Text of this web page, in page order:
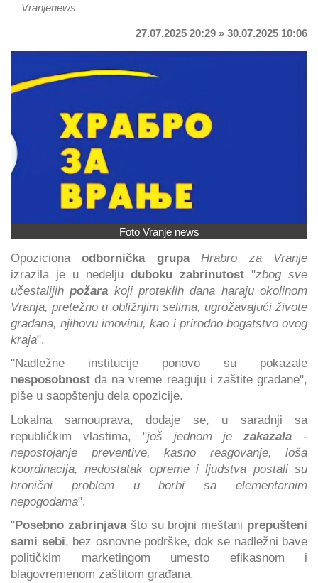
Vranjenews
27.07.2025 20:29 » 30.07.2025 10:06
Foto Vranje news
Opozicionaodbornička grupaHrabro za Vranje
izrazila je u nedelju duboku zabrinutost "zbog sve
učestalijih požara koji proteklih dana haraju okolinom
Vranja, pretežno u obližnjim selima, ugrožavajući živote
građana, njihovu imovinu, kao i prirodno bogatstvo ovog
kraja".
"Nadležne institucije ponovo su pokazale
nesposobnost da na vreme reaguju i zaštite građane",
piše u saopštenju dela opozicije.
Lokalna samouprava, dodaje se, u saradnji sa
republičkim vlastima, "još jednom je zakazala -
nepostojanje preventive, kasno reagovanje, loša
koordinacija, nedostatak opreme i ljudstva postali su
hronični problem u borbi sa elementarnim
nepogodama".
"Posebno zabrinjavašto su brojni meštani prepušteni
sami sebi, bez osnovne podrške, dok se nadležni bave
političkim marketingom umesto efikasnom i
blagovremenom zaštitom građana.